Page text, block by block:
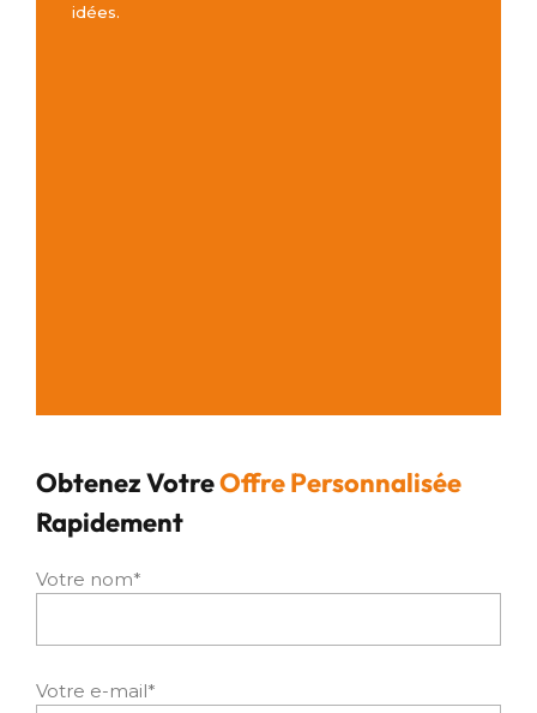
idées.
Obtenez VotreOffre Personnalisée
Rapidement
Votre nom*
Votre e-mail*